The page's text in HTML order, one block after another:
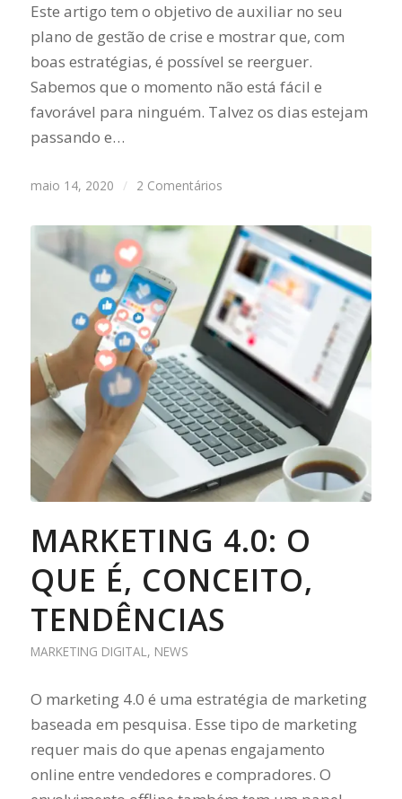
Este artigo tem o objetivo de auxiliar no seu
plano de gestão de crise e mostrar que, com
boas estratégias, é possível se reerguer.
Sabemos que o momento não está fácil e
favorável para ninguém. Talvez os dias estejam
passando e…
maio 14, 2020 / 2 Comentários
MARKETING 4.0: O
QUE É, CONCEITO,
TENDÊNCIAS
MARKETING DIGITAL, NEWS
O marketing 4.0 é uma estratégia de marketing
baseada em pesquisa. Esse tipo de marketing
requer mais do que apenas engajamento
online entre vendedores e compradores. O